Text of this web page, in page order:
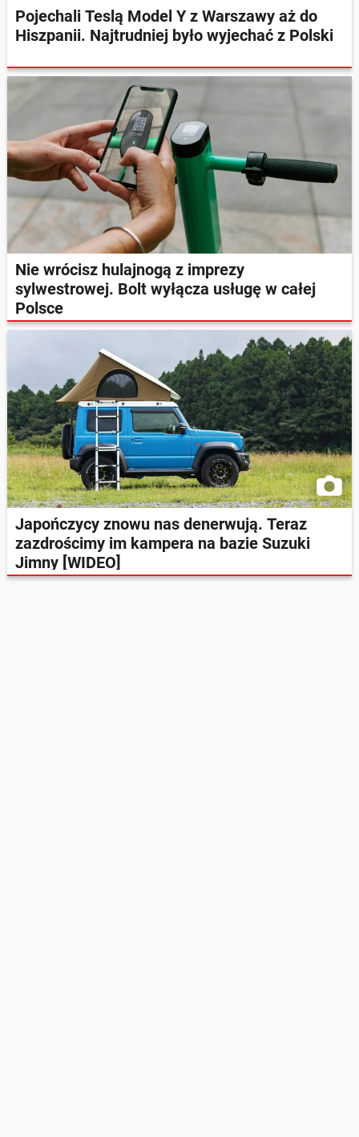
Pojechali Teslą Model Y z Warszawy aż do
Hiszpanii. Najtrudniej było wyjechać z Polski
Nie wrócisz hulajnogą z imprezy
sylwestrowej. Bolt wyłącza usługę w całej
Polsce
Japończycy znowu nas denerwują. Teraz
zazdrościmy im kampera na bazie Suzuki
Jimny [WIDEO]